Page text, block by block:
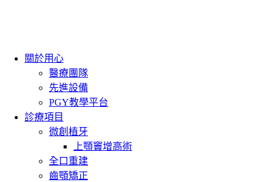
關於用心
醫療團隊
先進設備
PGY教學平台
診療項目
微創植牙
上顎竇增高術
全口重建
齒顎矯正